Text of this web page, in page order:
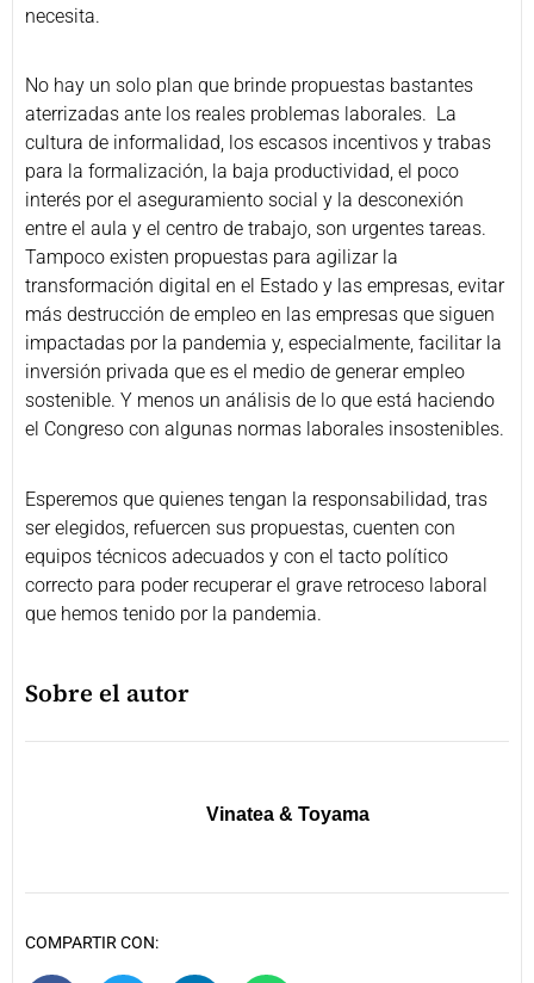
necesita.
No hay un solo plan que brinde propuestas bastantes
aterrizadas ante los reales problemas laborales. La
cultura de informalidad, los escasos incentivos y trabas
para la formalización, la baja productividad, el poco
interés por el aseguramiento social y la desconexión
entre el aula y el centro de trabajo, son urgentes tareas.
Tampoco existen propuestas para agilizar la
transformación digital en el Estado y las empresas, evitar
más destrucción de empleo en las empresas que siguen
impactadas por la pandemia y, especialmente, facilitar la
inversión privada que es el medio de generar empleo
sostenible. Y menos un análisis de lo que está haciendo
el Congreso con algunas normas laborales insostenibles.
Esperemos que quienes tengan la responsabilidad, tras
ser elegidos, refuercen sus propuestas, cuenten con
equipos técnicos adecuados y con el tacto político
correcto para poder recuperar el grave retroceso laboral
que hemos tenido por la pandemia.
Sobre el autor
Vinatea & Toyama
COMPARTIR CON: